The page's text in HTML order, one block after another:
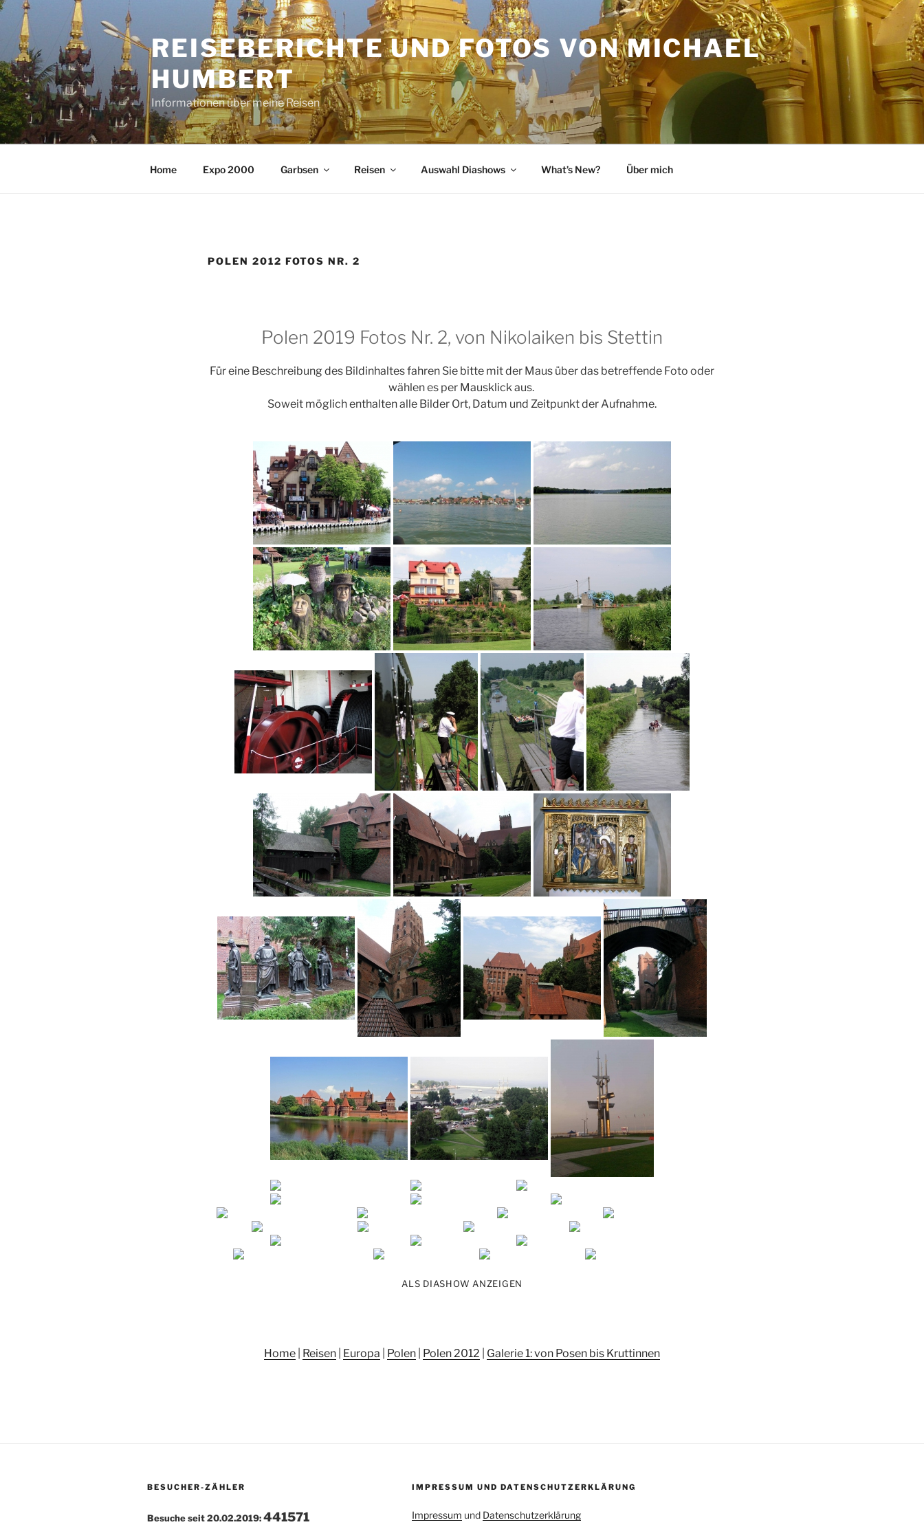
Zum
Inhalt
springen
REISEBERICHTE UND FOTOS VON MICHAEL
HUMBERT
Informationen über meine Reisen
Home Expo 2000 Garbsen Reisen Auswahl Diashows What’s New? Über mich
POLEN 2012 FOTOS NR. 2
Polen 2019 Fotos Nr. 2, von Nikolaiken bis Stettin
Für eine Beschreibung des Bildinhaltes fahren Sie bitte mit der Maus über das betreffende Foto oder
wählen es per Mausklick aus.
Soweit möglich enthalten alle Bilder Ort, Datum und Zeitpunkt der Aufnahme.
ALS DIASHOW ANZEIGEN
Home Reisen Europa Polen Polen 2012 Galerie 1: von Posen bis Kruttinnen
BESUCHER-ZÄHLER
Besuche seit 20.02.2019:441571
IMPRESSUM UND DATENSCHUTZERKLÄRUNG
Impressum und Datenschutzerklärung